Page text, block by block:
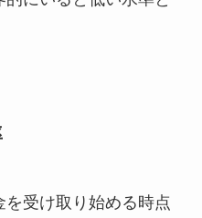
を受け取り始める時点